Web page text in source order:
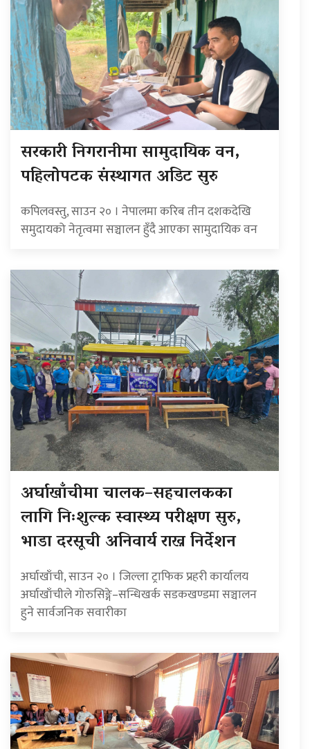
सरकारी निगरानीमा सामुदायिक वन,
पहिलोपटक संस्थागत अडिट सुरु
कपिलवस्तु, साउन २० । नेपालमा करिब तीन दशकदेखि
समुदायको नेतृत्वमा सञ्चालन हुँदै आएका सामुदायिक वन
अर्घाखाँचीमा चालक–सहचालकका
लागि निःशुल्क स्वास्थ्य परीक्षण सुरु,
भाडा दरसूची अनिवार्य राख्न निर्देशन
अर्घाखाँची, साउन २० । जिल्ला ट्राफिक प्रहरी कार्यालय
अर्घाखाँचीले गोरुसिङ्गे–सन्धिखर्क सडकखण्डमा सञ्चालन
हुने सार्वजनिक सवारीका